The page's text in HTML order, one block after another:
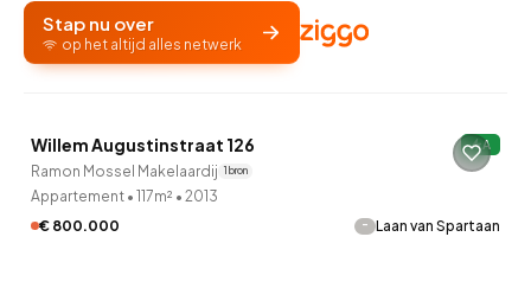
Stap nu over
op het altijd alles netwerk
Willem Augustinstraat 126 A
Ramon Mossel Makelaardij 1 bron
Appartement • 117m² • 2013
€ 800.000
- Laan van Spartaan